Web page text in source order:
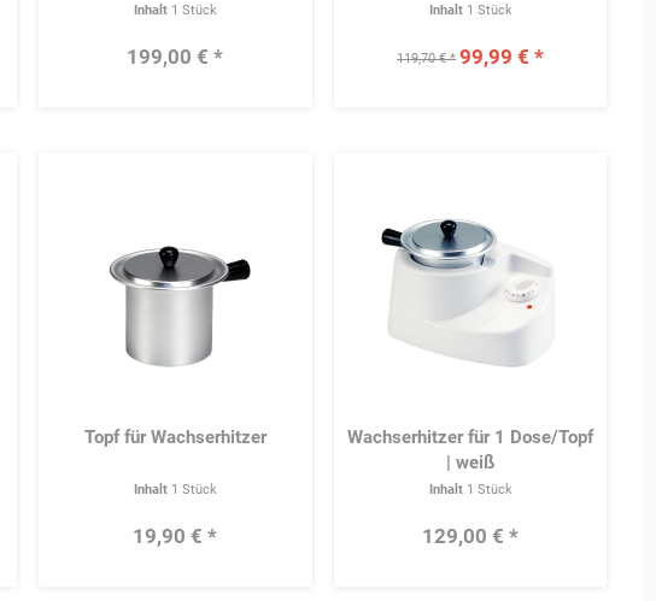
Inhalt 1 Stück
199,00 € *
Inhalt 1 Stück
119,70 € * 99,99 € *
Topf für Wachserhitzer
Inhalt 1 Stück
19,90 € *
Wachserhitzer für 1 Dose/Topf
| weiß
Inhalt 1 Stück
129,00 € *